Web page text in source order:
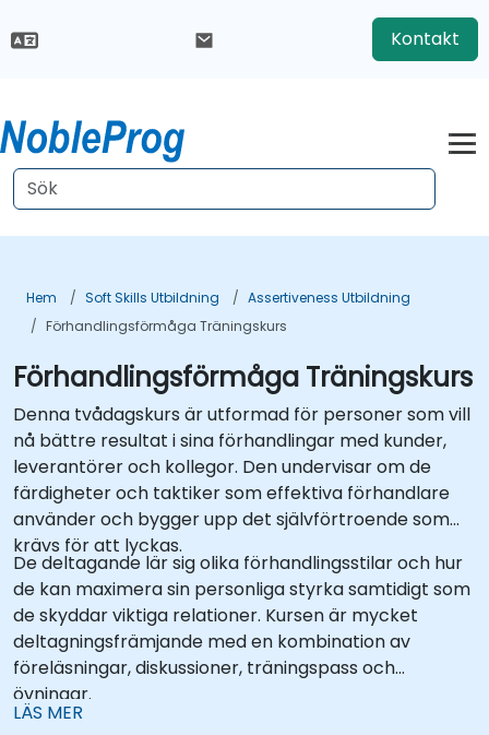
Kontakt
Hem Soft Skills Utbildning
Assertiveness Utbildning
Förhandlingsförmåga Träningskurs
Förhandlingsförmåga Träningskurs
Denna tvådagskurs är utformad för personer som vill
nå bättre resultat i sina förhandlingar med kunder,
leverantörer och kollegor. Den undervisar om de
färdigheter och taktiker som effektiva förhandlare
använder och bygger upp det självförtroende som
krävs för att lyckas.
De deltagande lär sig olika förhandlingsstilar och hur
de kan maximera sin personliga styrka samtidigt som
de skyddar viktiga relationer. Kursen är mycket
deltagningsfrämjande med en kombination av
föreläsningar, diskussioner, träningspass och
övningar.
LÄS MER